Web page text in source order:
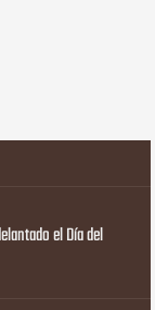
el Día del